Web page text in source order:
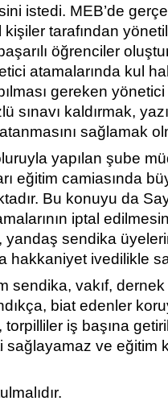
istedi. MEB’de
tarafından
öğrenciler
atamalarında kul
gereken yönetici
kaldırmak,
sağlamak
yapılan şube
eğitim camiasında
Bu konuyu da
iptal
sendika
hakkaniyet ivedilikle
sendika, vakıf,
biat edenler
iş başına
ve eğitim